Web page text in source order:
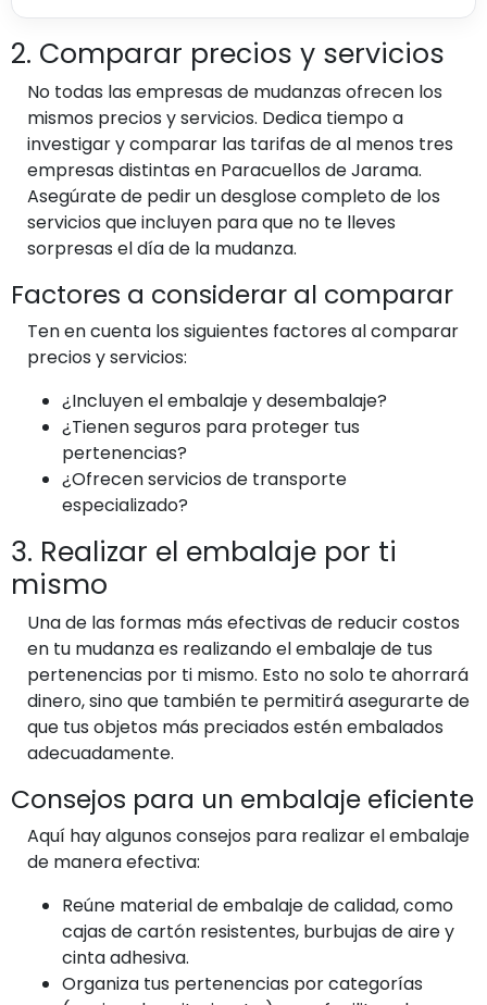
2. Comparar precios y servicios
No todas las empresas de mudanzas ofrecen los
mismos precios y servicios. Dedica tiempo a
investigar y comparar las tarifas de al menos tres
empresas distintas en Paracuellos de Jarama.
Asegúrate de pedir un desglose completo de los
servicios que incluyen para que no te lleves
sorpresas el día de la mudanza.
Factores a considerar al comparar
Ten en cuenta los siguientes factores al comparar
precios y servicios:
¿Incluyen el embalaje y desembalaje?
¿Tienen seguros para proteger tus
pertenencias?
¿Ofrecen servicios de transporte
especializado?
3. Realizar el embalaje por ti
mismo
Una de las formas más efectivas de reducir costos
en tu mudanza es realizando el embalaje de tus
pertenencias por ti mismo. Esto no solo te ahorrará
dinero, sino que también te permitirá asegurarte de
que tus objetos más preciados estén embalados
adecuadamente.
Consejos para un embalaje eficiente
Aquí hay algunos consejos para realizar el embalaje
de manera efectiva:
Reúne material de embalaje de calidad, como
cajas de cartón resistentes, burbujas de aire y
cinta adhesiva.
Organiza tus pertenencias por categorías